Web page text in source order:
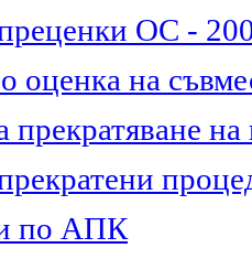
ОС -
оценка на
прекратяване
по АПК